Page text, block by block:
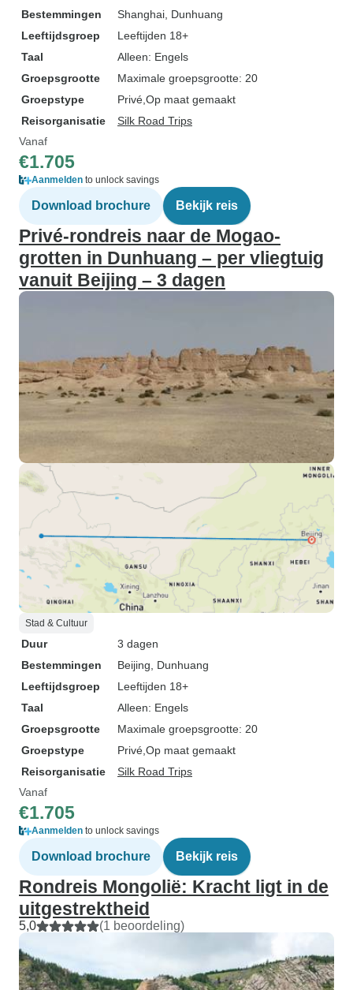
Bestemmingen
Shanghai , Dunhuang
Leeftijdsgroep
Leeftijden 18+
Taal
Alleen: Engels
Groepsgrootte
Maximale groepsgrootte: 20
Groepstype
Privé Op maat gemaakt
Reisorganisatie
Silk Road Trips
Vanaf
€1.705
Aanmelden to unlock savings
Download brochure Bekijk reis
Privé-rondreis naar de Mogao-
grotten in Dunhuang – per vliegtuig
vanuit Beijing – 3 dagen
Stad & Cultuur
Duur
3 dagen
Bestemmingen
Beijing , Dunhuang
Leeftijdsgroep
Leeftijden 18+
Taal
Alleen: Engels
Groepsgrootte
Maximale groepsgrootte: 20
Groepstype
Privé Op maat gemaakt
Reisorganisatie
Silk Road Trips
Vanaf
€1.705
Aanmelden to unlock savings
Download brochure Bekijk reis
Rondreis Mongolië: Kracht ligt in de
uitgestrektheid
5,0 (1 beoordeling)